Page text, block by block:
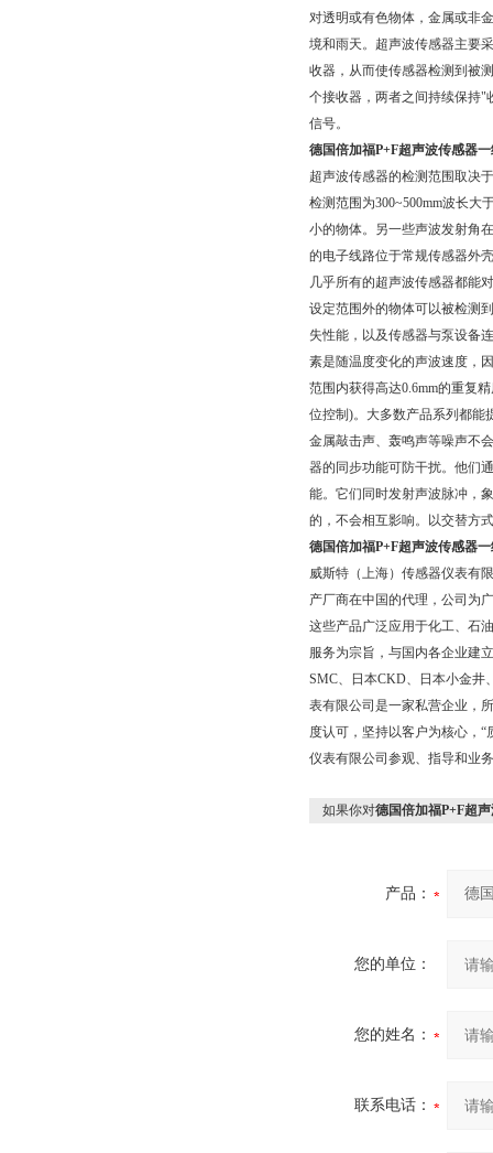
对透明或有色物体，金属或非
境和雨天。超声波传感器主要
收器，从而使传感器检测到被
个接收器，两者之间持续保持"
信号。
德国倍加福P+F超声波传感器
超声波传感器的检测范围取决
检测范围为300~500mm波长大
小的物体。另一些声波发射角
的电子线路位于常规传感器外
几乎所有的超声波传感器都能
设定范围外的物体可以被检测
失性能，以及传感器与泵设备
素是随温度变化的声波速度，
范围内获得高达0.6mm的重复
位控制)。大多数产品系列都能
金属敲击声、轰鸣声等噪声不
器的同步功能可防干扰。他们
能。它们同时发射声波脉冲，
的，不会相互影响。以交替方
德国倍加福P+F超声波传感器
威斯特（上海）传感器仪表有
产厂商在中国的代理，公司为
这些产品广泛应用于化工、石
服务为宗旨，与国内各企业建
SMC、日本CKD、日本小金井
表有限公司是一家私营企业，
度认可，坚持以客户为核心，
仪表有限公司参观、指导和业
如果你对德国倍加福P+F超
产品：
您的单位：
您的姓名：
联系电话：